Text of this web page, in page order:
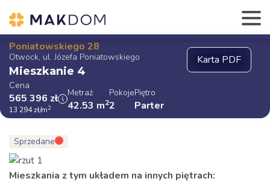
Poniatowskiego 28
Otwock, ul. Józefa Poniatowskiego
Mieszkanie 4
Cena
565 396 zł
13 294zł/m2
Metraż
42.53 m2
Pokoje
2
Piętro
Parter
Sprzedane
Mieszkania z tym układem na innych piętrach: